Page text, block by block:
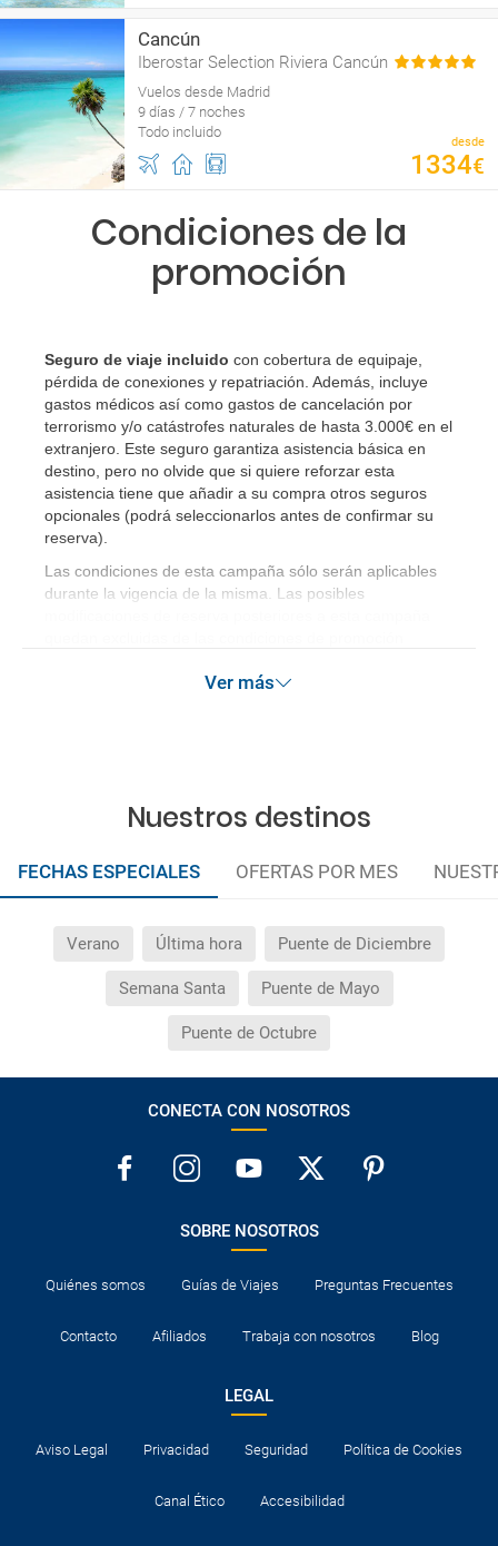
Cancún
Iberostar Selection Riviera Cancún
Vuelos desde Madrid
9 días / 7 noches
Todo incluido
desde
1334€
Condiciones de la
promoción
Seguro de viaje incluido con cobertura de equipaje,
pérdida de conexiones y repatriación. Además, incluye
gastos médicos así como gastos de cancelación por
terrorismo y/o catástrofes naturales de hasta 3.000€ en el
extranjero. Este seguro garantiza asistencia básica en
destino, pero no olvide que si quiere reforzar esta
asistencia tiene que añadir a su compra otros seguros
opcionales (podrá seleccionarlos antes de confirmar su
reserva)
Las condiciones de esta campaña sólo serán aplicables
durante la vigencia de la misma. Las posibles
Ver más
Nuestros destinos
FECHAS ESPECIALES OFERTAS POR MES
Verano Última hora Puente de Diciembre
Semana Santa Puente de Mayo
Puente de Octubre
CONECTA CON NOSOTROS
SOBRE NOSOTROS
Quiénes somos Guías de Viajes Preguntas Frecuentes
Contacto Afiliados Trabaja con nosotros Blog
LEGAL
Aviso Legal Privacidad Seguridad Política de Cookies
Canal Ético Accesibilidad